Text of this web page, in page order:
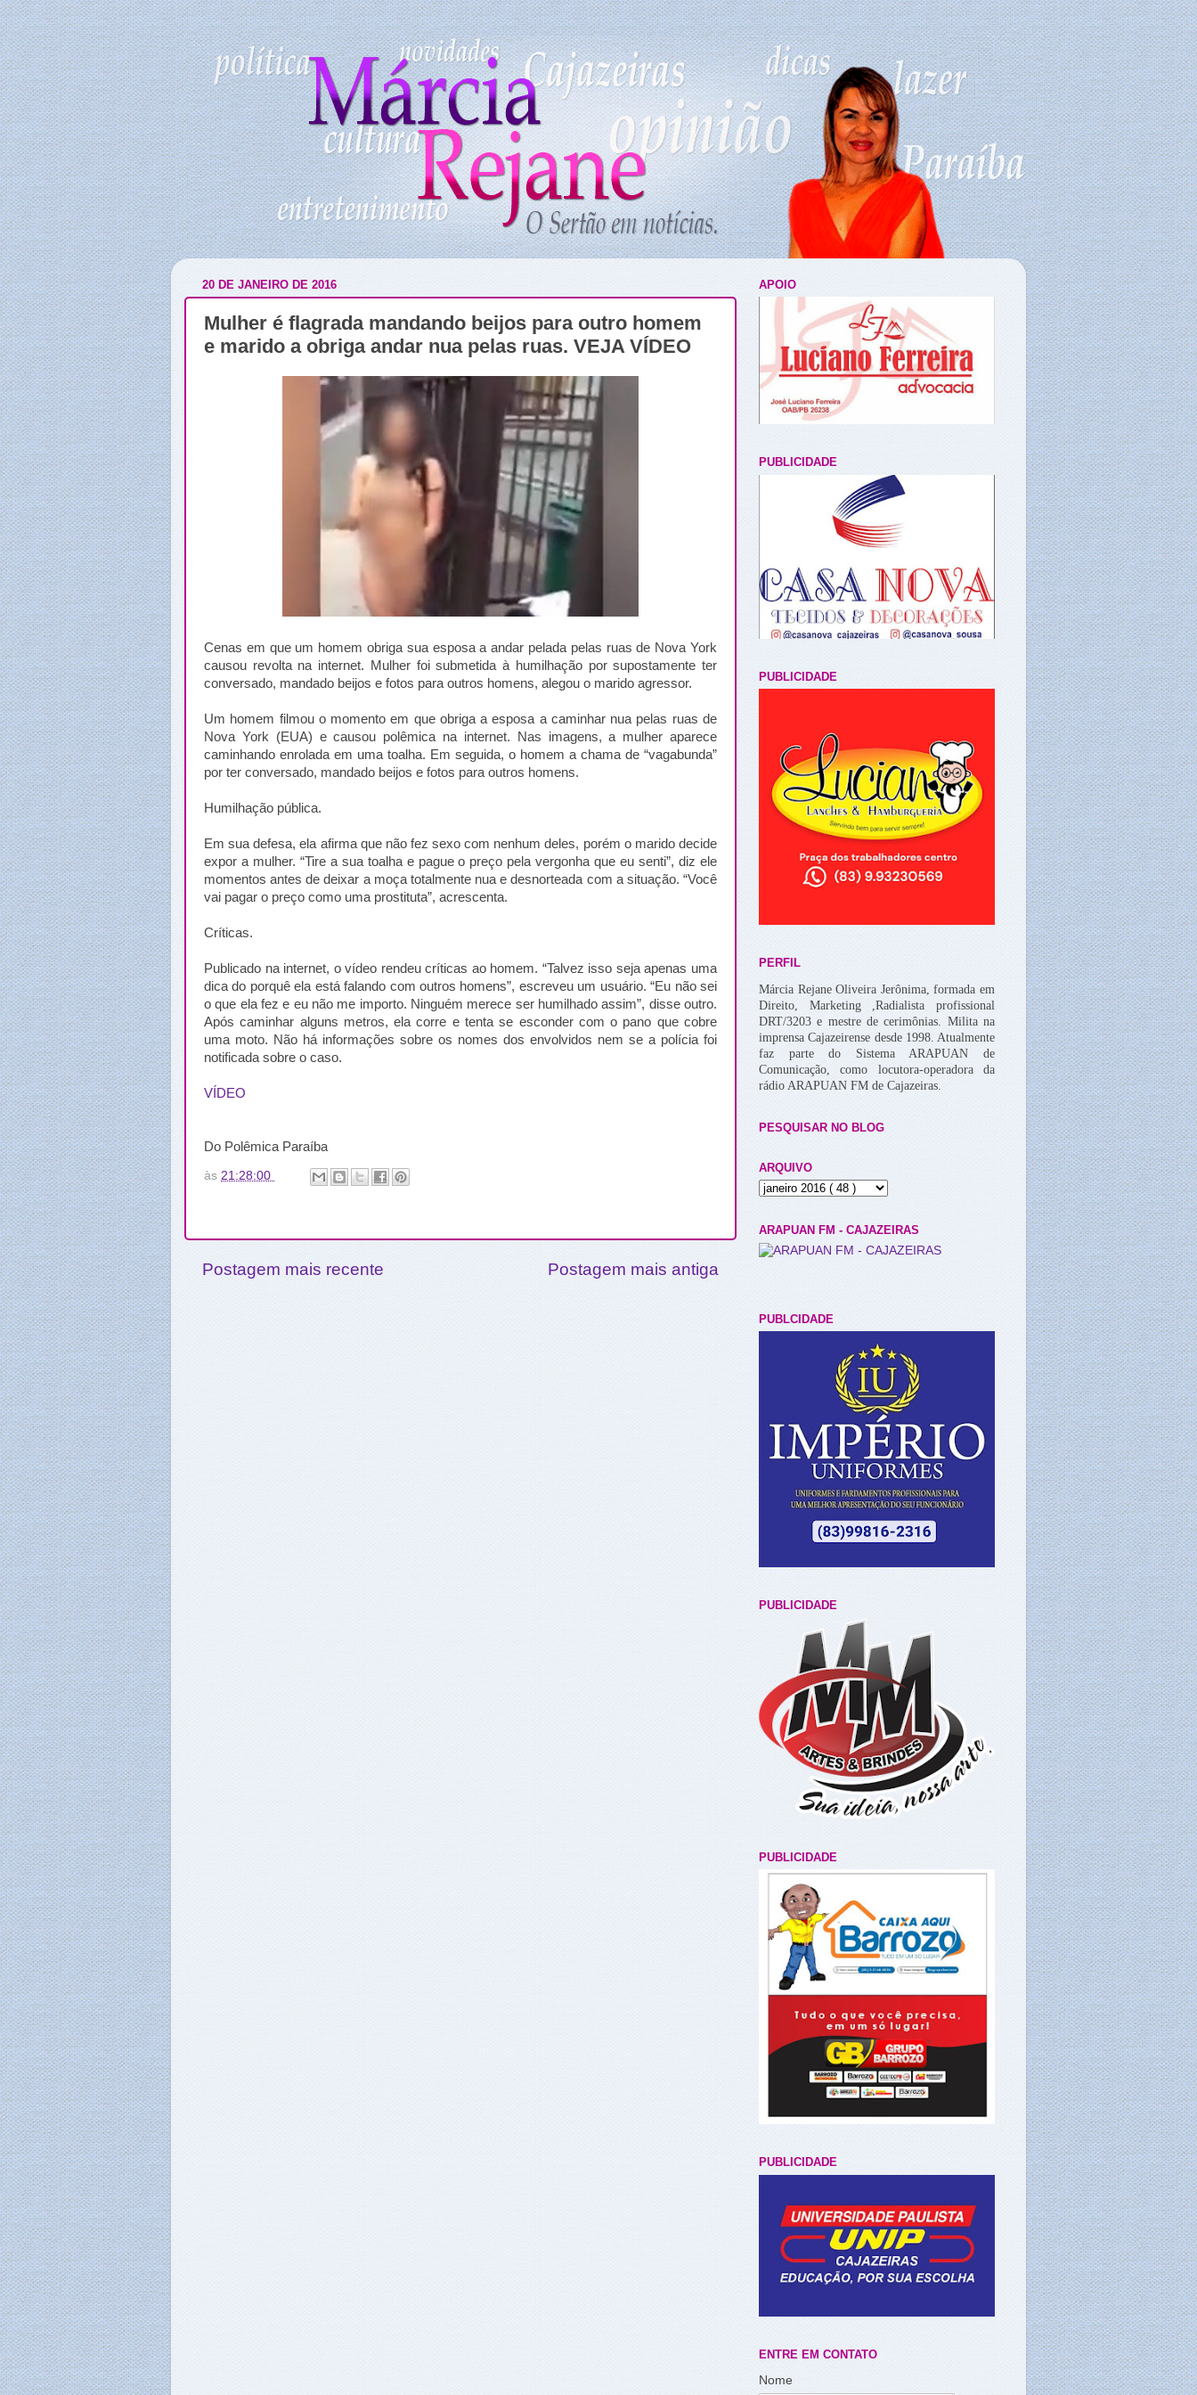
20 DE JANEIRO DE 2016
Mulher é flagrada mandando beijos para outro homem
e marido a obriga andar nua pelas ruas. VEJA VÍDEO
Cenas em que um homem obriga sua esposa a andar pelada pelas ruas de Nova York
causou revolta na internet. Mulher foi submetida à humilhação por supostamente ter
conversado, mandado beijos e fotos para outros homens, alegou o marido agressor.
Um homem filmou o momento em que obriga a esposa a caminhar nua pelas ruas de
Nova York (EUA) e causou polêmica na internet. Nas imagens, a mulher aparece
caminhando enrolada em uma toalha. Em seguida, o homem a chama de “vagabunda”
por ter conversado, mandado beijos e fotos para outros homens.
Humilhação pública.
Em sua defesa, ela afirma que não fez sexo com nenhum deles, porém o marido decide
expor a mulher. “Tire a sua toalha e pague o preço pela vergonha que eu senti”, diz ele
momentos antes de deixar a moça totalmente nua e desnorteada com a situação. “Você
vai pagar o preço como uma prostituta”, acrescenta.
Críticas.
Publicado na internet, o vídeo rendeu críticas ao homem. “Talvez isso seja apenas uma
dica do porquê ela está falando com outros homens”, escreveu um usuário. “Eu não sei
o que ela fez e eu não me importo. Ninguém merece ser humilhado assim”, disse outro.
Após caminhar alguns metros, ela corre e tenta se esconder com o pano que cobre
uma moto. Não há informações sobre os nomes dos envolvidos nem se a polícia foi
notificada sobre o caso.
VÍDEO
Do Polêmica Paraíba
às 21:28:00
Postagem mais recente Postagem mais antiga
APOIO
PUBLICIDADE
PUBLICIDADE
PERFIL
Márcia Rejane Oliveira Jerônima, formada em
Direito, Marketing ,Radialista profissional
DRT/3203 e mestre de cerimônias. Milita na
imprensa Cajazeirense desde 1998. Atualmente
faz parte do Sistema ARAPUAN de
Comunicação, como locutora-operadora da
rádio ARAPUAN FM de Cajazeiras.
PESQUISAR NO BLOG
ARQUIVO
ARAPUAN FM - CAJAZEIRAS
PUBLCIDADE
PUBLICIDADE
PUBLICIDADE
PUBLICIDADE
ENTRE EM CONTATO
Nome